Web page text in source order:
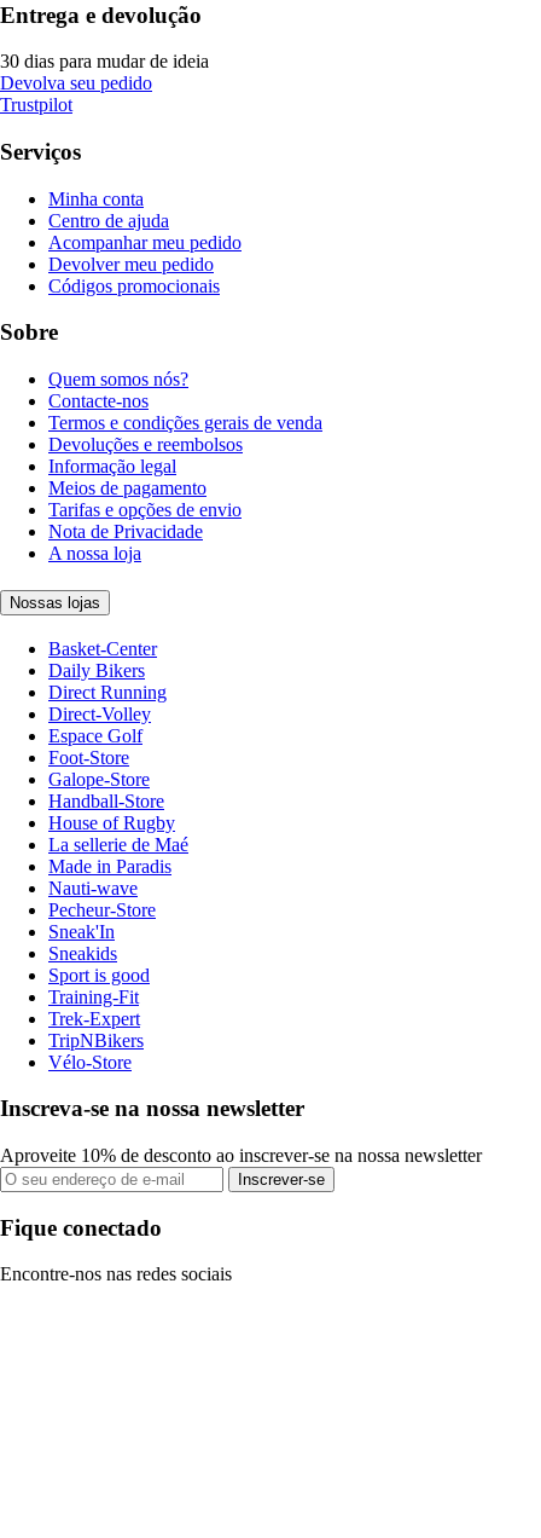
Entrega e devolução
30 dias para mudar de ideia
Devolva seu pedido
Trustpilot
Serviços
Minha conta
Centro de ajuda
Acompanhar meu pedido
Devolver meu pedido
Códigos promocionais
Sobre
Quem somos nós?
Contacte-nos
Termos e condições gerais de venda
Devoluções e reembolsos
Informação legal
Meios de pagamento
Tarifas e opções de envio
Nota de Privacidade
A nossa loja
Nossas lojas
Basket-Center
Daily Bikers
Direct Running
Direct-Volley
Espace Golf
Foot-Store
Galope-Store
Handball-Store
House of Rugby
La sellerie de Maé
Made in Paradis
Nauti-wave
Pecheur-Store
Sneak'In
Sneakids
Sport is good
Training-Fit
Trek-Expert
TripNBikers
Vélo-Store
Inscreva-se na nossa newsletter
Aproveite 10% de desconto ao inscrever-se na nossa newsletter
Inscrever-se
Fique conectado
Encontre-nos nas redes sociais